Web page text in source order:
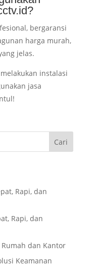
bergaransi
harga murah,
jelas.
instalasi
jasa
Cari
Rapi, dan
Rapi, dan
Rumah dan Kantor
Keamanan